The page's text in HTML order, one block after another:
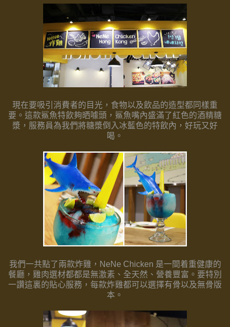
現在要吸引消費者的目光，食物以及飲品的造型都同樣重
要。 這款鯊魚特飲夠晒噱頭，鯊魚嘴內盛滿了紅色的酒精糖
漿， 服務員為我們將糖漿倒入冰藍色的特飲內，好玩又好
喝。
我們一共點了兩款炸雞， NeNe Chicken 是一間着重健康的
餐廳，雞肉選材都都是無激素、 全天然、營養豐富。要特別
一讚這裏的貼心服務， 每款炸雞都可以選擇有骨以及無骨版
本。